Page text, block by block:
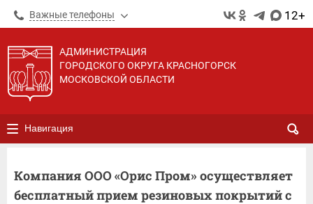
Важные телефоны 12+
АДМИНИСТРАЦИЯ
ГОРОДСКОГО ОКРУГА КРАСНОГОРСК
МОСКОВСКОЙ ОБЛАСТИ
Навигация
Компания ООО «Орис Пром» осуществляет
бесплатный прием резиновых покрытий с